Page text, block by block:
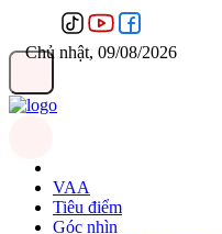
Chủ nhật, 09/08/2026
VAA
Tiêu điểm
Góc nhìn